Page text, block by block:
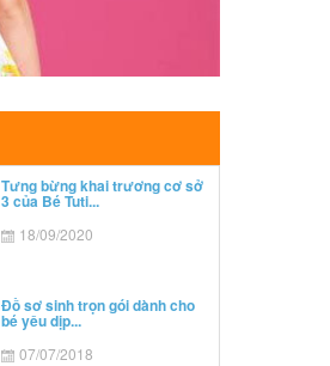
Tưng bừng khai trương cơ sở
3 của Bé Tuti...
18/09/2020
Đồ sơ sinh trọn gói dành cho
bé yêu dịp...
07/07/2018